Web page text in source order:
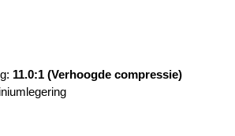
11.0:1 (Verhoogde compressie)